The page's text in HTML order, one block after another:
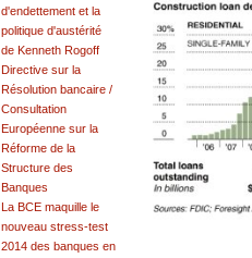
d'endettement et la
politique d'austérité
de Kenneth Rogoff
Directive sur la
Résolution bancaire /
Consultation
Européenne sur la
Réforme de la
Structure des
Banques
La BCE maquille le
nouveau stress-test
2014 des banques en